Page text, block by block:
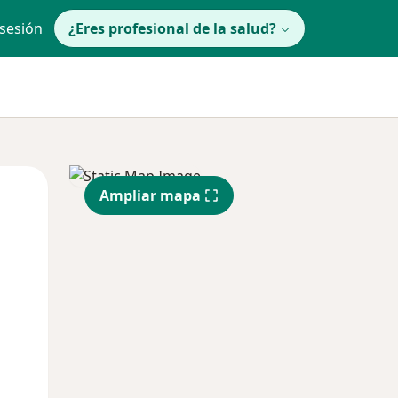
¿Eres profesional de la salud?
Mié
12 Ago
Jue
13 Ago
Ampliar mapa